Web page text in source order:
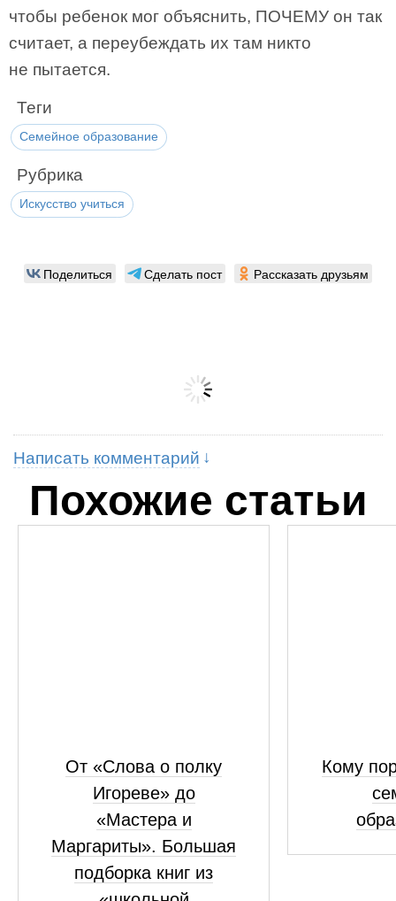
чтобы ребенок мог объяснить, ПОЧЕМУ он так
считает, а переубеждать их там никто
не пытается.
Теги
Семейное образование
Рубрика
Искусство учиться
Поделиться Сделать пост Рассказать друзьям
Написать комментарий
Похожие статьи
От «Слова о полку
Игореве» до
«Мастера и
Маргариты». Большая
подборка книг из
Кому